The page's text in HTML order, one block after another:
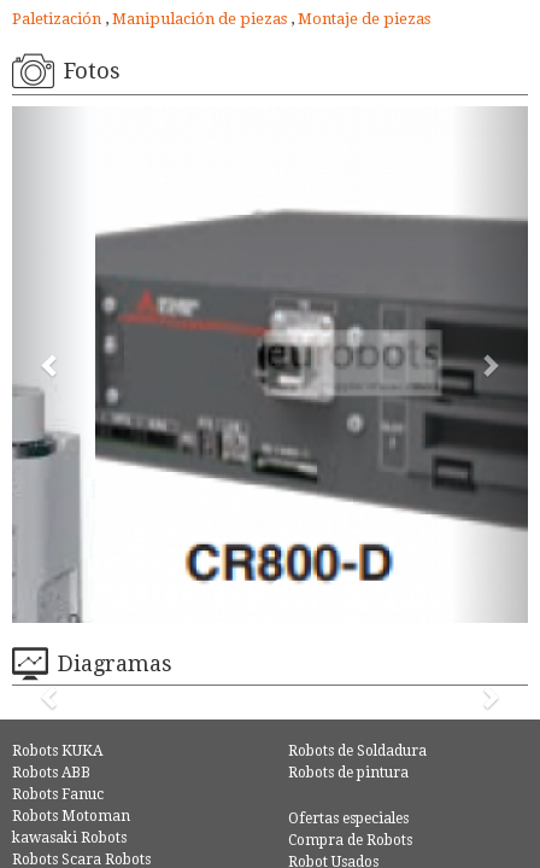
Paletización , Manipulación de piezas , Montaje de piezas
Fotos
Diagramas
Robots KUKA
Robots ABB
Robots Fanuc
Robots Motoman
kawasaki Robots
Robots Scara Robots
Robots de Soldadura
Robots de pintura
Ofertas especiales
Compra de Robots
Robot Usados